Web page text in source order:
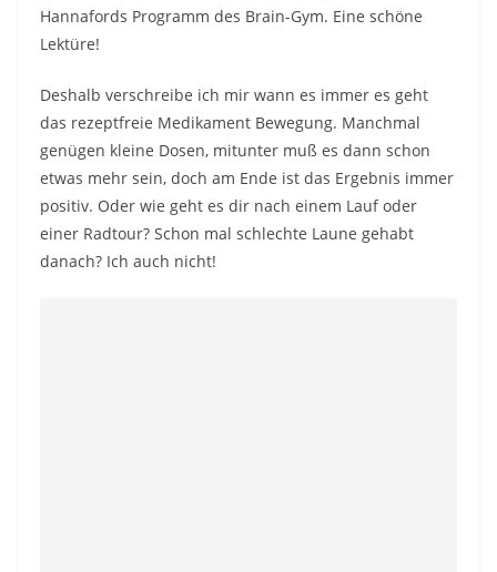
Hannafords Programm des Brain-Gym. Eine schöne
Lektüre!
Deshalb verschreibe ich mir wann es immer es geht
das rezeptfreie Medikament Bewegung. Manchmal
genügen kleine Dosen, mitunter muß es dann schon
etwas mehr sein, doch am Ende ist das Ergebnis immer
positiv. Oder wie geht es dir nach einem Lauf oder
einer Radtour? Schon mal schlechte Laune gehabt
danach? Ich auch nicht!